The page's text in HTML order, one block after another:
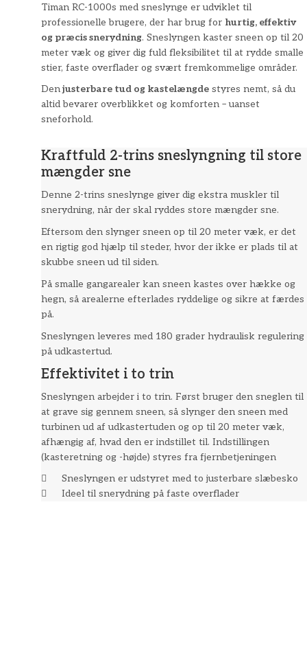
Timan RC-1000s med sneslynge er udviklet til
professionelle brugere, der har brug for hurtig, effektiv
og præcis snerydning. Sneslyngen kaster sneen op til 20
meter væk og giver dig fuld fleksibilitet til at rydde smalle
stier, faste overflader og svært fremkommelige områder.
Denjusterbare tud og kastelængde styres nemt, så du
altid bevarer overblikket og komforten – uanset
sneforhold.
Kraftfuld 2-trins sneslyngning til store
mængder sne
Denne 2-trins sneslynge giver dig ekstra muskler til
snerydning, når der skal ryddes store mængder sne.
Eftersom den slynger sneen op til 20 meter væk, er det
en rigtig god ​hjælp til steder, hvor der ikke er plads til at
skubbe sneen ud til siden.
På smalle gangarealer kan sneen kastes over hække og
hegn, så arealerne efterlades ryddelige og sikre at færdes
på.
Sneslyngen leveres med 180 grader hydraulisk regulering
på udkastertud.
Effektivitet i to trin
Sneslyngen arbejder i to trin. Først bruger den sneglen til
at grave sig gennem sneen, så slynger den sneen med
turbinen ud af udkastertuden og op til 20 meter væk,
afhængig af, hvad den er indstillet til. Indstillingen
(kasteretning og -højde) styres fra fjernbetjeningen
Sneslyngen er udstyret med to justerbare slæbesko
Ideel til snerydning på faste overflader